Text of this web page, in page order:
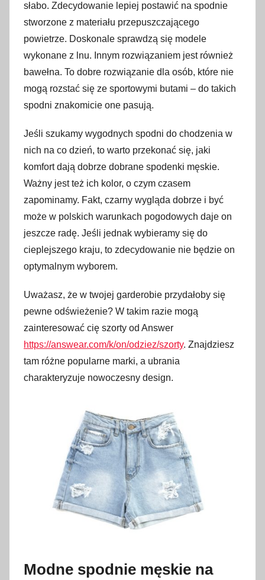
słabo. Zdecydowanie lepiej postawić na spodnie
stworzone z materiału przepuszczającego
powietrze. Doskonale sprawdzą się modele
wykonane z lnu. Innym rozwiązaniem jest również
bawełna. To dobre rozwiązanie dla osób, które nie
mogą rozstać się ze sportowymi butami – do takich
spodni znakomicie one pasują.
Jeśli szukamy wygodnych spodni do chodzenia w
nich na co dzień, to warto przekonać się, jaki
komfort dają dobrze dobrane spodenki męskie.
Ważny jest też ich kolor, o czym czasem
zapominamy. Fakt, czarny wygląda dobrze i być
może w polskich warunkach pogodowych daje on
jeszcze radę. Jeśli jednak wybieramy się do
cieplejszego kraju, to zdecydowanie nie będzie on
optymalnym wyborem.
Uważasz, że w twojej garderobie przydałoby się
pewne odświeżenie? W takim razie mogą
zainteresować cię szorty od Answer
https://answear.com/k/on/odziez/szorty. Znajdziesz
tam różne popularne marki, a ubrania
charakteryzuje nowoczesny design.
Modne spodnie męskie na